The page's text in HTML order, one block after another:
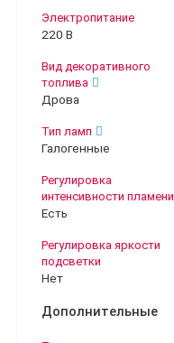
Электропитание
220 В
Вид декоративного
топлива
Дрова
Тип ламп
Галогенные
Регулировка
интенсивности пламени
Есть
Регулировка яркости
подсветки
Нет
Дополнительные